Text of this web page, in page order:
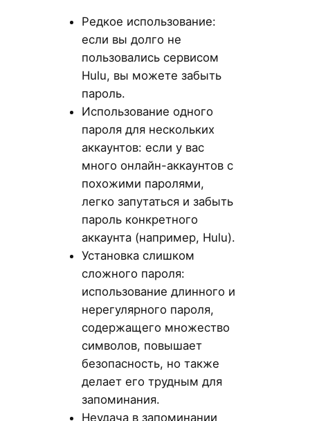
Редкое использование:
если вы долго не
пользовались сервисом
Hulu, вы можете забыть
пароль.
Использование одного
пароля для нескольких
аккаунтов: если у вас
много онлайн-аккаунтов с
похожими паролями,
легко запутаться и забыть
пароль конкретного
аккаунта (например, Hulu).
Установка слишком
сложного пароля:
использование длинного и
нерегулярного пароля,
содержащего множество
символов, повышает
безопасность, но также
делает его трудным для
запоминания.
Неудача в запоминании